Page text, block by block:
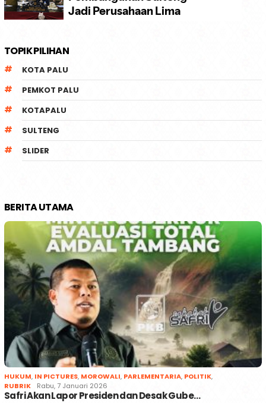
TOPIK PILIHAN
KOTA PALU
PEMKOT PALU
KOTAPALU
SULTENG
SLIDER
BERITA UTAMA
HUKUM, IN PICTURES, MOROWALI, PARLEMENTARIA, POLITIK,
RUBRIK
Rabu, 7 Januari 2026
Safri Akan Lapor Presiden dan Desak Gube…